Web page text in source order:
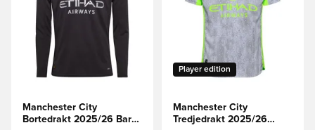
Manchester City
Bortedrakt 2025/26 Barn
Player edition
Manchester City
Tredjedrakt 2025/26